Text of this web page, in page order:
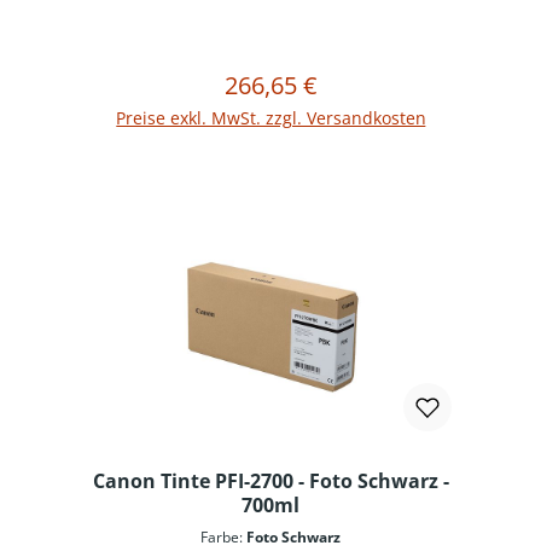
Regulärer Preis:
266,65 €
Preise exkl. MwSt. zzgl. Versandkosten
In den Warenkorb
Canon Tinte PFI-2700 - Foto Schwarz -
700ml
Farbe: Foto Schwarz